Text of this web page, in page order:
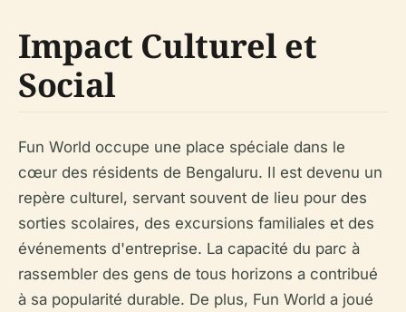
Impact Culturel et
Social
Fun World occupe une place spéciale dans le
cœur des résidents de Bengaluru. Il est devenu un
repère culturel, servant souvent de lieu pour des
sorties scolaires, des excursions familiales et des
événements d'entreprise. La capacité du parc à
rassembler des gens de tous horizons a contribué
à sa popularité durable. De plus, Fun World a joué